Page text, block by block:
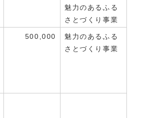
魅力のあるふる
さとづくり事業
500,000
魅力のあるふる
さとづくり事業